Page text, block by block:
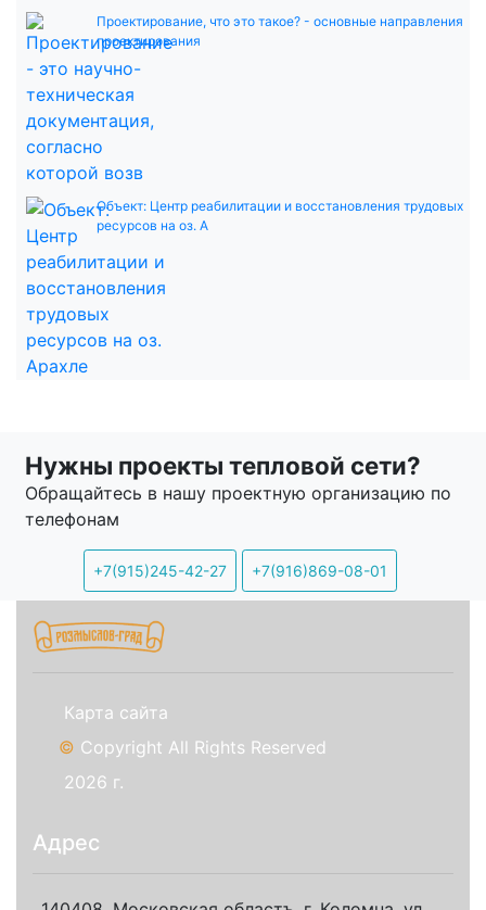
Проектирование, что это такое? - основные направления
проектирования
Объект: Центр реабилитации и восстановления трудовых
ресурсов на оз. А
Нужны проекты тепловой сети?
Обращайтесь в нашу проектную организацию по
телефонам
+7(915)245-42-27 +7(916)869-08-01
Карта сайта
© Copyright All Rights Reserved
2026 г.
Адрес